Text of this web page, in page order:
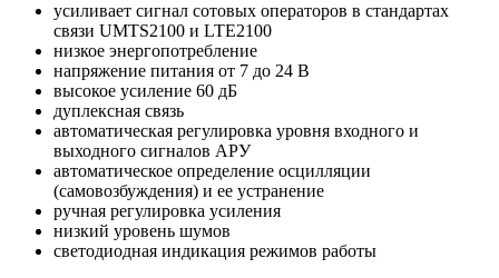
усиливает сигнал сотовых операторов в стандартах
связи UMTS2100 и LTE2100
низкое энергопотребление
напряжение питания от 7 до 24 В
высокое усиление 60 дБ
дуплексная связь
автоматическая регулировка уровня входного и
выходного сигналов АРУ
автоматическое определение осцилляции
(самовозбуждения) и ее устранение
ручная регулировка усиления
низкий уровень шумов
светодиодная индикация режимов работы